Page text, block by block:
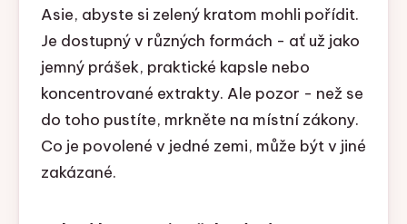
Asie, abyste si zelený kratom mohli pořídit.
Je dostupný v různých formách - ať už jako
jemný prášek, praktické kapsle nebo
koncentrované extrakty. Ale pozor - než se
do toho pustíte, mrkněte na místní zákony.
Co je povolené v jedné zemi, může být v jiné
zakázané.